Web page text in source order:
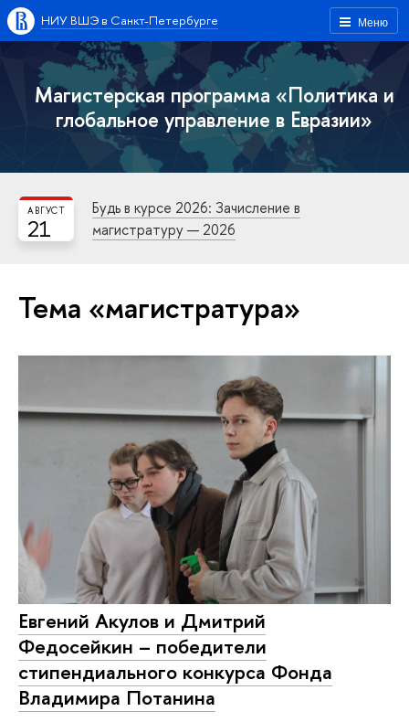
Меню
НИУ ВШЭ в Санкт-Петербурге
Магистерская программа «Политика и
глобальное управление в Евразии»
21
АВГУСТ
Будь в курсе 2026: Зачисление в
магистратуру — 2026
Тема «магистратура»
Евгений Акулов и Дмитрий
Федосейкин – победители
стипендиального конкурса Фонда
Владимира Потанина